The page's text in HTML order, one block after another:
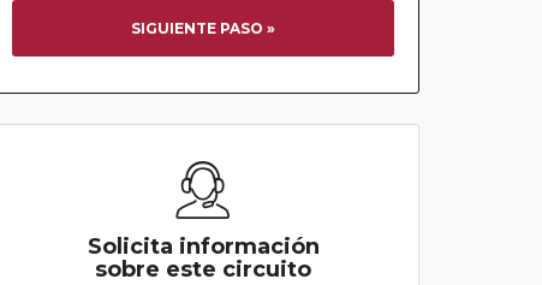
SIGUIENTE PASO »
Solicita información
sobre este circuito